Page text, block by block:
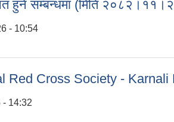
हुने सम्बन्धमा (मिति
- 10:54
Red Cross Society -
- 14:32